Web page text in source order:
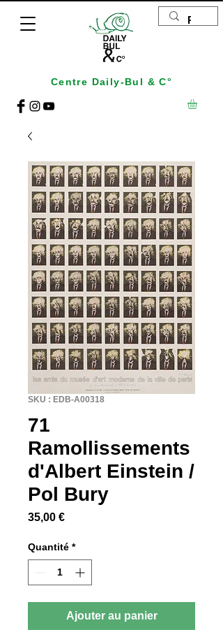
Centre Daily-Bul & C°
SKU : EDB-A00318
71
Ramollissements
d'Albert Einstein /
Pol Bury
35,00 €Prix
Quantité *
Ajouter au panier